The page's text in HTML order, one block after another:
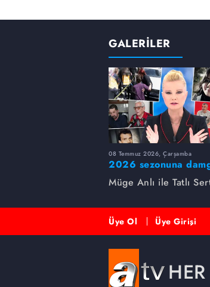
GALERİLER
08 Temmuz 2026, Çarşamba
2026 sezonuna
vuran 5 Müge Anlı
dosyası...
Müge Anlı ile Tatlı
Üye Ol Üye Girişi